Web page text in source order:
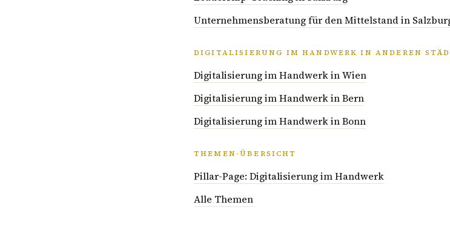
Unternehmensberatung für den Mittelstand in
DIGITALISIERUNG IM HANDWERK IN ANDEREN
Digitalisierung im Handwerk in Wien
Digitalisierung im Handwerk in Bern
Digitalisierung im Handwerk in Bonn
THEMEN-ÜBERSICHT
Pillar-Page: Digitalisierung im Handwerk
Alle Themen